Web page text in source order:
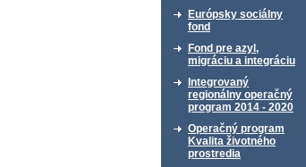
Európsky sociálny
fond
Fond pre azyl,
migráciu a integráciu
Integrovaný
regionálny operačný
program 2014 - 2020
Operačný program
Kvalita životného
prostredia